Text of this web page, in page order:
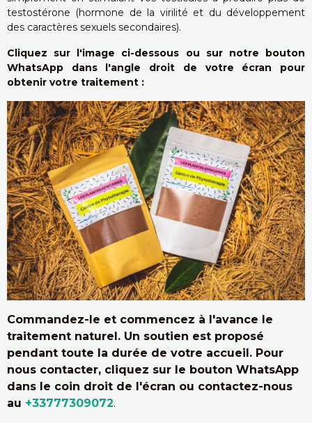
testostérone (hormone de la virilité et du développement
des caractères sexuels secondaires).
Cliquez sur l'image ci-dessous ou sur notre bouton
WhatsApp dans l'angle droit de votre écran pour
obtenir votre traitement :
Commandez-le et commencez à l'avance le
traitement naturel. Un soutien est proposé
pendant toute la durée de votre accueil. Pour
nous contacter, cliquez sur le bouton WhatsApp
dans le coin droit de l'écran ou contactez-nous
au +33777309072.